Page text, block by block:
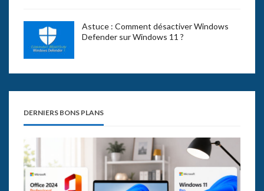
Astuce : Comment désactiver Windows
Defender sur Windows 11 ?
DERNIERS BONS PLANS